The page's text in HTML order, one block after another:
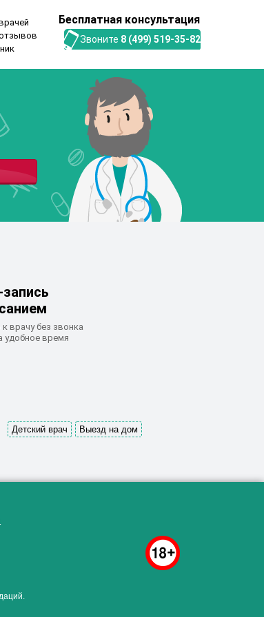
Бесплатная консультация
Звоните 8 (499) 519-35-82
врачу без звонка
удобное время
Выезд на дом
Детский врач